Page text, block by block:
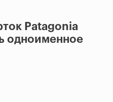
Patagonia
одноименное